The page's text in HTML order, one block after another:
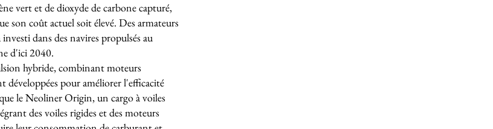
vert et de dioxyde de carbone capturé,
son coût actuel soit élevé. Des armateurs
dans des navires propulsés au
d'ici 2040.
hybride, combinant moteurs
développées pour améliorer l'efficacité
le Neoliner Origin, un cargo à voiles
des voiles rigides et des moteurs